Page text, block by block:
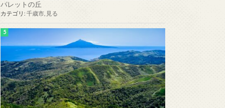
パレットの丘
カテゴリ: 千歳市 見る